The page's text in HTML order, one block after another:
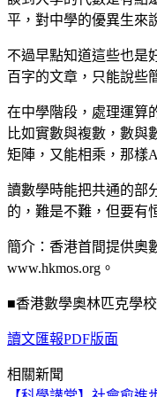
平，對中學的優異生來
不過早點知道這些也是
百字的文章，只能說些
在中學階段，處理運算
比如實數與複數，數與
矩陣，又能相乘，那樣
讀數學時能把共通的部
的，難是不難，但要有
簡介：香港首間提供奧
www.hkmos.org。
■香港數學奧林匹克學校
讀文匯報PDF版面
相關新聞